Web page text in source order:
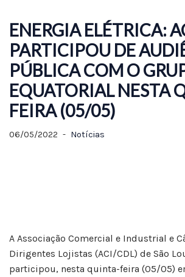
ENERGIA ELÉTRICA:
PARTICIPOU DE
PÚBLICA COM O
EQUATORIAL NESTA
FEIRA (05/05)
06/05/2022 Notícias
A Associação Comercial e Industrial e
Dirigentes Lojistas (ACI/CDL) de São
participou, nesta quinta-feira (05/05)